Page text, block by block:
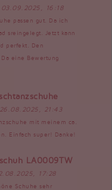
16:18
passen gut. Da ich
sreingelegt. Jetzt kann
perfekt. Den
eine Bewertung
21:43
mit meinem ca.
Einfach super! Danke!
LA0009TW
17:28
Schuhe sehr